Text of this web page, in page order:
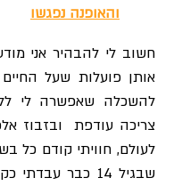
והאופנה נפגשו
חשוב לי להבהיר אני מודעת
אותן פועלות שעל החיים
להשכלה שאפשרה לי
צריכה עודפת ובזבוז
לעולם, חוויתי קודם כל
שבגיל 14 כבר עבדתי